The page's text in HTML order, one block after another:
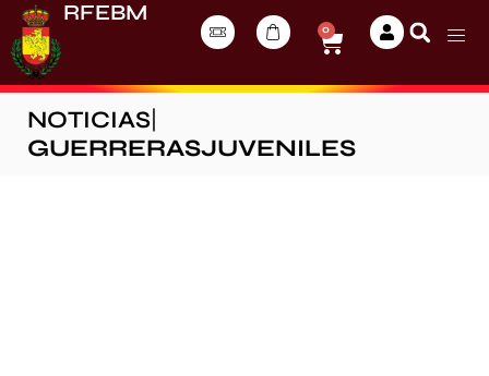
RFEBM
0
NOTICIAS
GUERRERASJUVENILES